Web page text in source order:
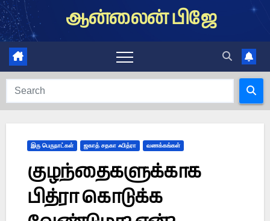
Skip
to
content
ஆன்லைன் பிஜே
இரு பெருநாட்கள் ஜகாத் சதகா ஃபித்ரா வணக்கங்கள்
குழந்தைகளுக்காக
பித்ரா கொடுக்க